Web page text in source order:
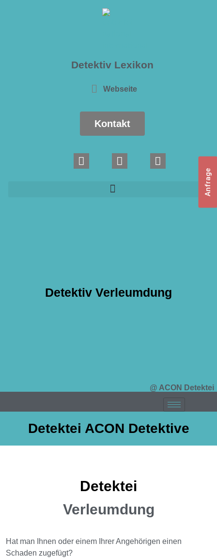
Detektiv Lexikon
Webseite
Kontakt
Detektiv Verleumdung
@ ACON Detektei
Detektei ACON Detektive
Detektei
Verleumdung
Hat man Ihnen oder einem Ihrer Angehörigen einen
Schaden zugefügt?
Anfrage